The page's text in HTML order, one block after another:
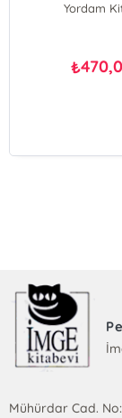
Yordam
₺
Mühürdar Cad.